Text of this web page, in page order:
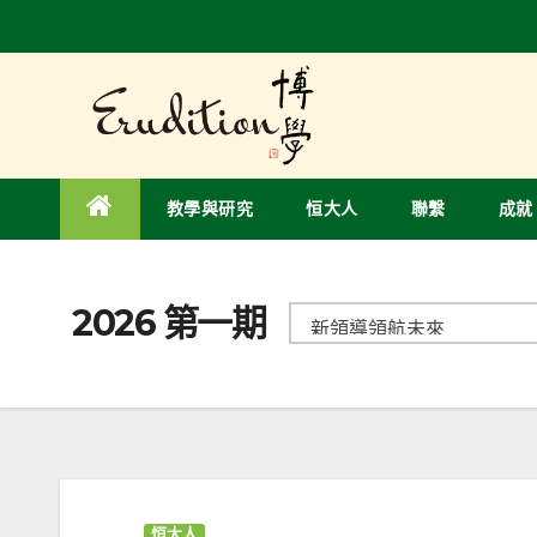
教學與研究 恒大人 聯繫 成就
2026 第一期